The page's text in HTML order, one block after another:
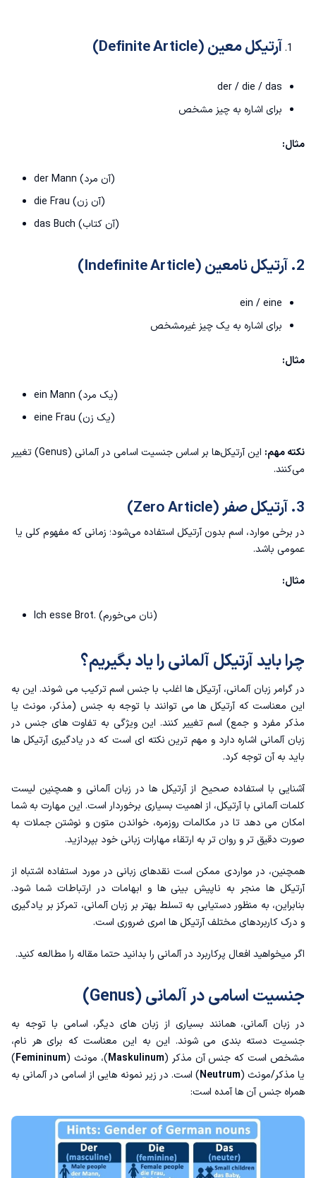
1. استثنائات در آرتیکل معین "der":
2. استثنائات در آرتیکل نامعین "ein":
جدول استثناهای مهم در جنسیت اسامی آلمانی
بهترین روش یادگیری آرتیکل های آلمانی
آرتیکل معین (Definite Article)
der / die / das
برای اشاره به چیز مشخص
مثال:
der Mann (آن مرد)
die Frau (آن زن)
das Buch (آن کتاب)
2. آرتیکل نامعین (Indefinite Article)
ein / eine
برای اشاره به یک چیز غیرمشخص
مثال:
ein Mann (یک مرد)
eine Frau (یک زن)
نکته مهم:
این آرتیکل‌ها بر اساس جنسیت اسامی در آلمانی (Genus) تغییر
می‌کنند.
3. آرتیکل صفر (Zero Article)
در برخی موارد، اسم بدون آرتیکل استفاده می‌شود؛ زمانی که مفهوم کلی یا
عمومی باشد.
مثال:
Ich esse Brot. (نان می‌خورم)
چرا باید آرتیکل آلمانی را یاد بگیریم؟
درگرامر زبان آلمانی، آرتیکل ها اغلب با جنس اسم ترکیب می شوند. این به
این معناست که آرتیکل ها می توانند با توجه به جنس (مذکر، مونث یا
مذکر مفرد و جمع) اسم تغییر کنند. این ویژگی به تفاوت های جنس در
زبان آلمانی اشاره دارد و مهم ترین نکته ای است که در یادگیری آرتیکل ها
باید به آن توجه کرد.
آشنایی با استفاده صحیح از آرتیکل ها در زبان آلمانی و همچنین لیست
کلمات آلمانی با آرتیکل، از اهمیت بسیاری برخوردار است. این مهارت به شما
امکان می دهد تا در مکالمات روزمره، خواندن متون و نوشتن جملات به
صورت دقیق تر و روان تر به ارتقاء مهارات زبانی خود بپردازید.
همچنین، در مواردی ممکن است نقدهای زبانی در مورد استفاده اشتباه از
آرتیکل ها منجر به ناپیش بینی ها و ابهامات در ارتباطات شما شود.
بنابراین، به منظور دستیابی به تسلط بهتر بر زبان آلمانی، تمرکز بر یادگیری
و درک کاربردهای مختلف آرتیکل ها امری ضروری است.
اگر میخواهید افعال پرکاربرد در آلمانی را بدانید حتما مقاله را مطالعه کنید.
جنسیت اسامی در آلمانی (Genus)
در زبان آلمانی، همانند بسیاری از زبان های دیگر، اسامی با توجه به
جنسیت دسته بندی می شوند. این به این معناست که برای هر نام،
مشخص است که جنس آن مذکر (Maskulinum)، مونث (Femininum
)
یا مذکر/مونث (Neutrum) است. در زیر نمونه هایی از اسامی در آلمانی به
همراه جنس آن ها آمده است: